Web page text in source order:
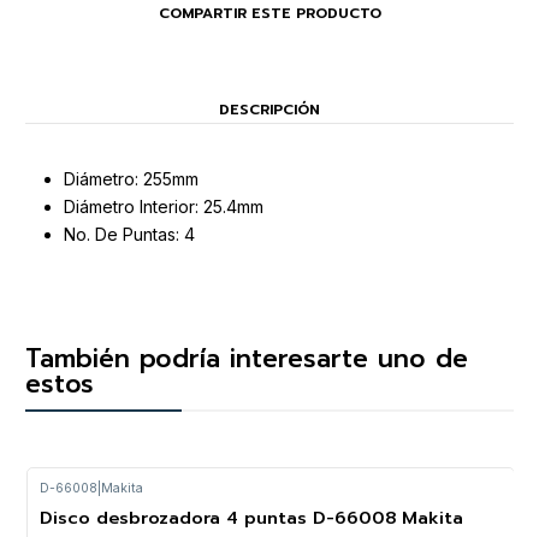
COMPARTIR ESTE PRODUCTO
DESCRIPCIÓN
Diámetro: 255mm
Diámetro Interior: 25.4mm
No. De Puntas: 4
También podría interesarte uno de
estos
D-66008 Makita
Disco desbrozadora 4 puntas D-66008 Makita